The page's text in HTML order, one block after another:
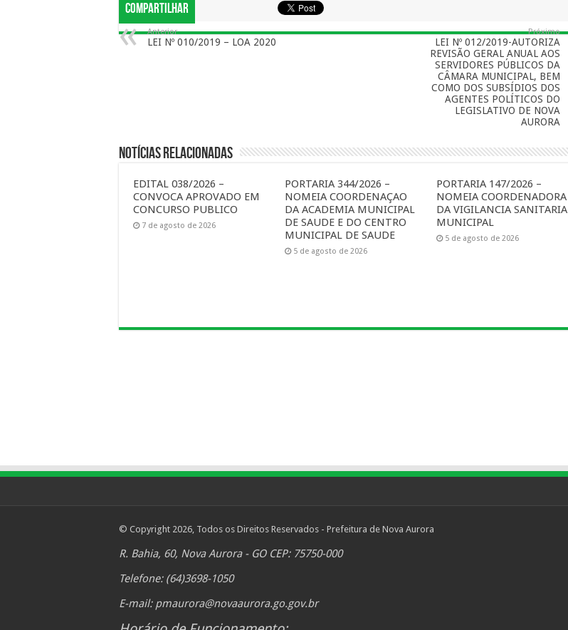
Compartilhar
Anterior
LEI Nº 010/2019 – LOA 2020
Próximo
LEI Nº 012/2019-AUTORIZA
REVISÃO GERAL ANUAL AOS
SERVIDORES PÚBLICOS DA
CÂMARA MUNICIPAL, BEM
COMO DOS SUBSÍDIOS DOS
AGENTES POLÍTICOS DO
LEGISLATIVO DE NOVA
AURORA
Notícias Relacionadas
EDITAL 038/2026 –
CONVOCA APROVADO EM
CONCURSO PUBLICO
7 de agosto de 2026
PORTARIA 344/2026 –
NOMEIA COORDENAÇAO
DA ACADEMIA MUNICIPAL
DE SAUDE E DO CENTRO
MUNICIPAL DE SAUDE
5 de agosto de 2026
PORTARIA 147/2026 –
NOMEIA COORDENADORA
DA VIGILANCIA SANITARIA
MUNICIPAL
5 de agosto de 2026
© Copyright 2026, Todos os Direitos Reservados - Prefeitura de Nova Aurora
R. Bahia, 60, Nova Aurora - GO CEP: 75750-000
Telefone: (64)3698-1050
E-mail: pmaurora@novaaurora.go.gov.br